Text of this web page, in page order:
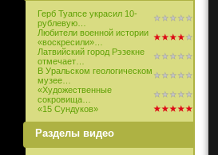
Герб Туапсе украсил 10-
рублевую…
Любители военной истории
«воскресили»…
Латвийский город Рэзекне
отмечает…
В Уральском геологическом
музее…
«Художественные
сокровища…
«15 Сундуков»
Разделы видео